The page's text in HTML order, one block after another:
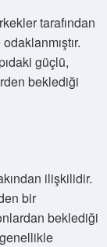
tarafından
güçlü,
beklediği
ilişkilidir.
bir
beklediği